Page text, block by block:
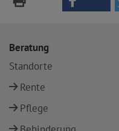
Beratung
Standorte
Rente
Pflege